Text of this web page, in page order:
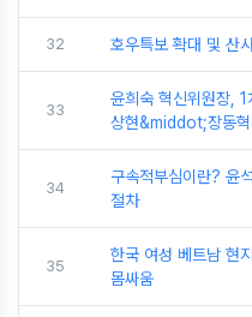
32 호우특보 확대 및 산
33
윤희숙 혁신위원장,
상현&middot;장동
34
구속적부심이란? 윤
절차
35
한국 여성 베트남 현
몸싸움